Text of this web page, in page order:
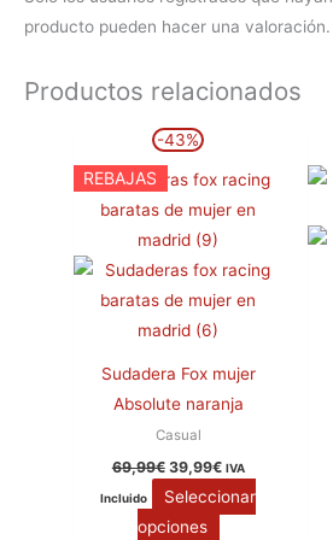
producto pueden hacer una valoración.
Productos relacionados
-43%
REBAJAS
Sudadera Fox mujer
Absolute naranja
Casual
69,99€
precio
era:
69,99€.
39,99€
es:
IVA
Incluido
Seleccionar
opciones
tiene
múltiples
Las
opciones
pueden
elegir
la
página
de